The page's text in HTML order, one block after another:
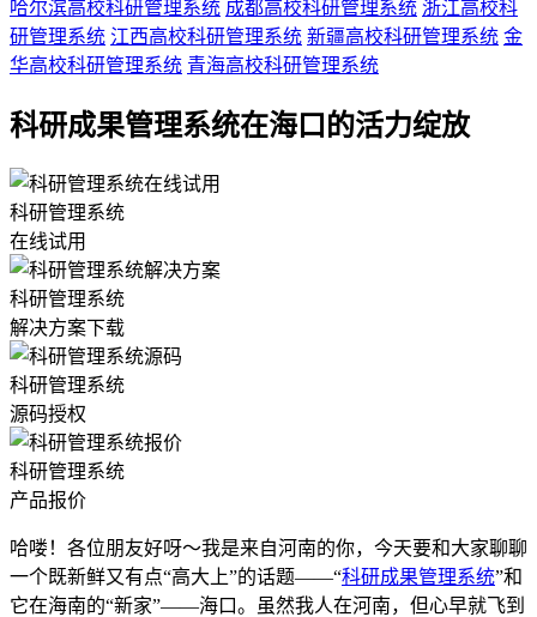
哈尔滨高校科研管理系统 成都高校科研管理系统 浙江高校科
研管理系统 江西高校科研管理系统 新疆高校科研管理系统 金
华高校科研管理系统 青海高校科研管理系统
科研成果管理系统在海口的活力绽放
科研管理系统
在线试用
科研管理系统
解决方案下载
科研管理系统
源码授权
科研管理系统
产品报价
哈喽！各位朋友好呀～我是来自河南的你，今天要和大家聊聊
一个既新鲜又有点“高大上”的话题——“科研成果管理系统”和
它在海南的“新家”——海口。虽然我人在河南，但心早就飞到